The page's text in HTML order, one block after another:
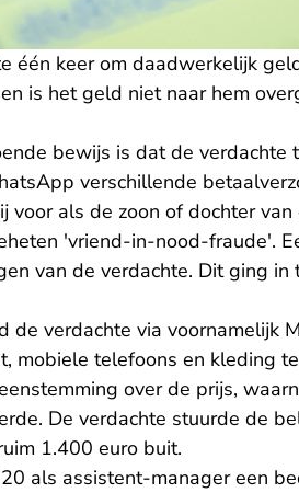
één keer om daadwerkelijk
is het geld niet naar hem
bewijs is dat de verdachte
verschillende
voor als de zoon of dochter
'vriend-in-nood-fraude'.
van de verdachte. Dit ging
verdachte via voornamelijk
mobiele telefoons en kleding
over de prijs,
De verdachte stuurde de
1.400 euro buit.
als assistent-manager een